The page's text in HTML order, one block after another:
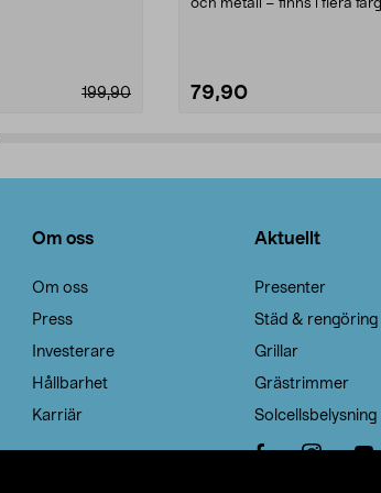
199,90
och metall – finns i flera
79,90
Om oss
Om oss
Press
Investerare
Hållbarhet
Karriär
Aktuellt
Presenter
Städ & rengöring
Grillar
Grästrimmer
Solcellsbelysning